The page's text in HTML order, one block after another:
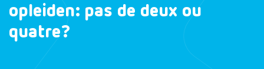
opleiden: pas de deux ou
quatre?